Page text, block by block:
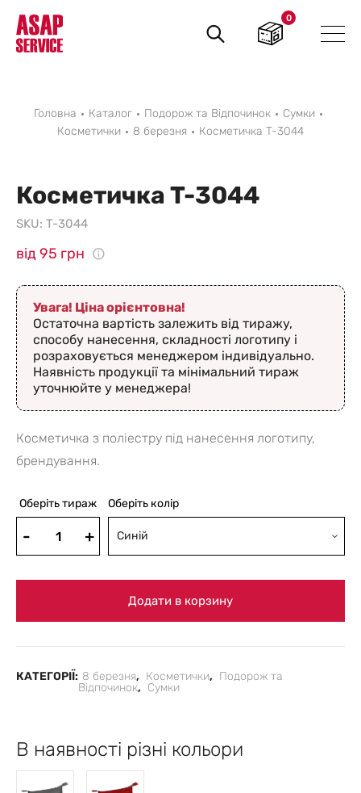
Пошук
товарів
0
Головна Каталог Подорож та Відпочинок
Сумки
Косметички
8 березня Косметичка T-3044
Косметичка T-3044
SKU: T-3044
від 95 грн
Увага! Ціна орієнтовна!
Остаточна вартість залежить від тиражу,
способу нанесення, складності логотипу і
розраховується менеджером індивідуально.
Наявність продукції та мінімальний тираж
уточнюйте у менеджера!
Косметичка з поліестру під нанесення логотипу,
брендування.
Оберіть тираж Оберіть колір
Синій
Додати в корзину
КАТЕГОРІЇ: 8 березня, Косметички, Подорож та
Відпочинок, Сумки
В наявності різні кольори